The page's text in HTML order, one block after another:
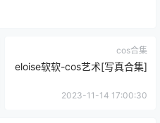
cos合集
eloise软软-cos艺术[写真合集]
2023-11-14 17:00:30